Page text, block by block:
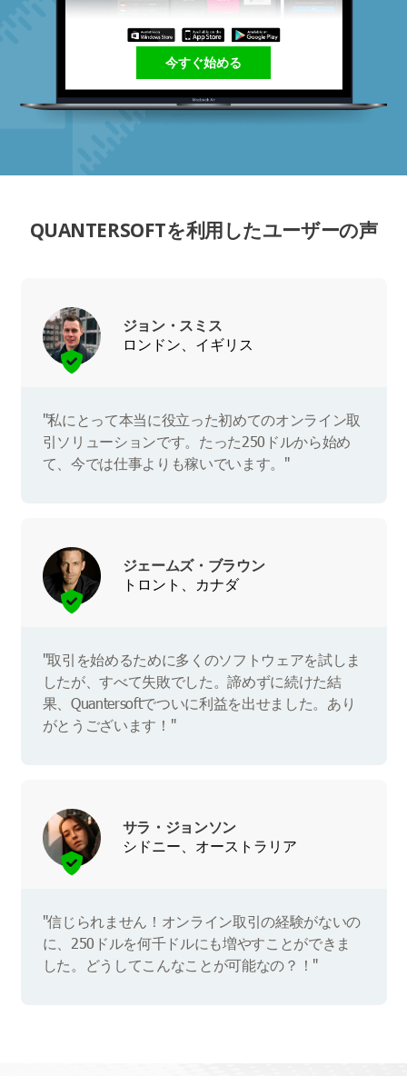
今すぐ始める
QUANTERSOFTを利用したユーザーの声
ジョン・スミス
ロンドン、イギリス
"私にとって本当に役立った初めてのオンライン取
引ソリューションです。たった250ドルから始め
て、今では仕事よりも稼いでいます。"
ジェームズ・ブラウン
トロント、カナダ
"取引を始めるために多くのソフトウェアを試しま
したが、すべて失敗でした。諦めずに続けた結
果、Quantersoftでついに利益を出せました。あり
がとうございます！"
サラ・ジョンソン
シドニー、オーストラリア
"信じられません！オンライン取引の経験がないの
に、250ドルを何千ドルにも増やすことができま
した。どうしてこんなことが可能なの？！"